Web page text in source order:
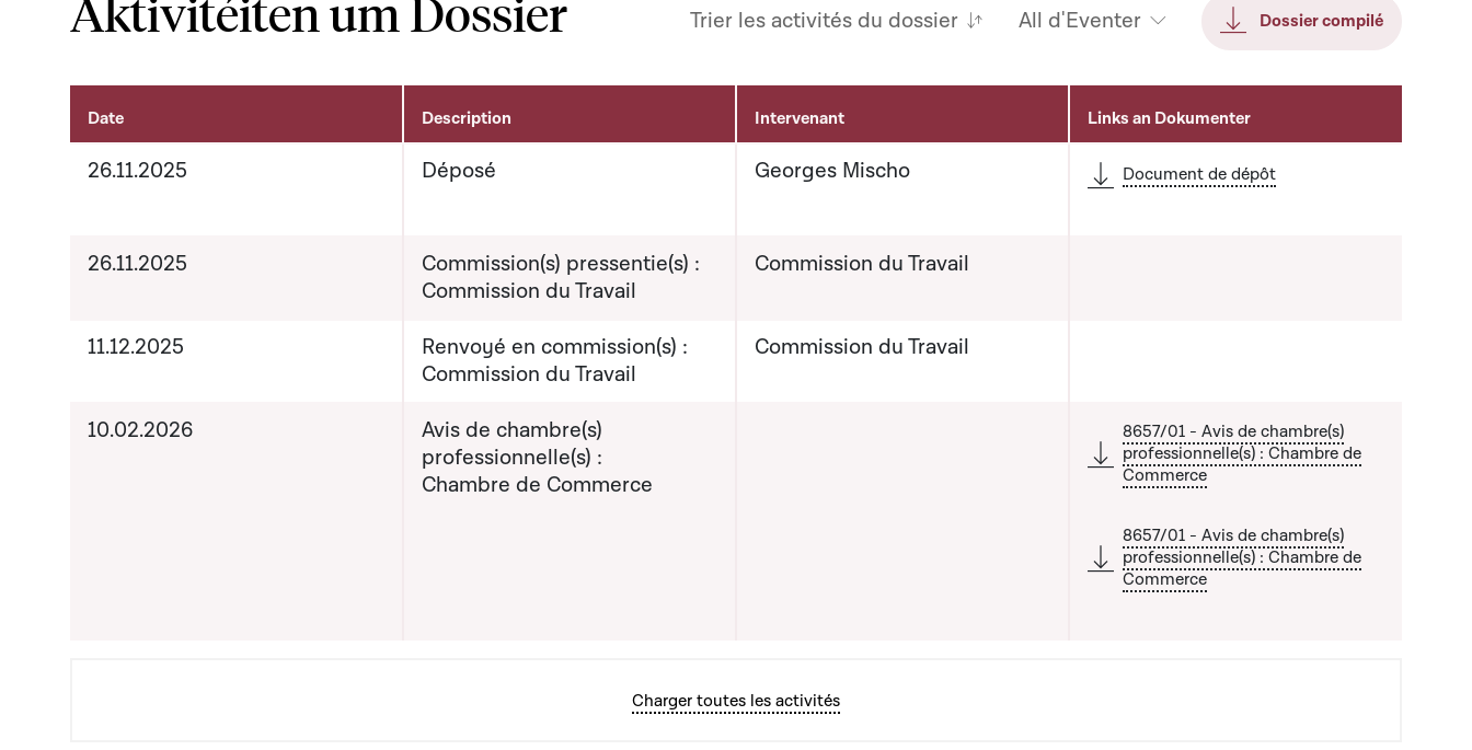
Trier les activités du dossier All d'Eventer Dossier compilé
Aktivitéiten um Dossier
Date Description Intervenant Links an Dokumenter
26.11.2025 Déposé Georges Mischo Document de dépôt
26.11.2025
Commission(s) pressentie(s) :
Commission du Travail
Commission du Travail
11.12.2025
Renvoyé en commission(s) :
Commission du Travail
Commission du Travail
10.02.2026
Avis de chambre(s)
professionnelle(s) :
Chambre de Commerce
8657/01 - Avis de chambre(s)
professionnelle(s) : Chambre de
Commerce
8657/01 - Avis de chambre(s)
professionnelle(s) : Chambre de
Commerce
Charger toutes les activités